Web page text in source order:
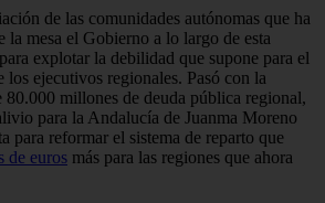
de las comunidades autónomas que ha
la mesa el Gobierno a lo largo de esta
explotar la debilidad que supone para el
los ejecutivos regionales. Pasó con la
80.000 millones de deuda pública regional,
para la Andalucía de Juanma Moreno
para reformar el sistema de reparto que
de euros más para las regiones que ahora